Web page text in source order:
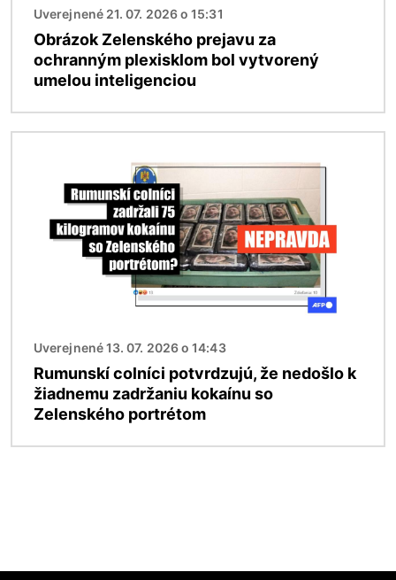
Uverejnené 21. 07. 2026 o 15:31
Obrázok Zelenského prejavu za
ochranným plexisklom bol vytvorený
umelou inteligenciou
Uverejnené 13. 07. 2026 o 14:43
Rumunskí colníci potvrdzujú, že nedošlo k
žiadnemu zadržaniu kokaínu so
Zelenského portrétom